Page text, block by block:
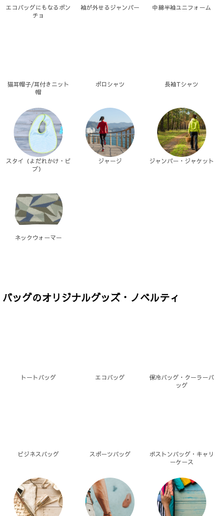
エコバッグにもなるポン
チョ
袖が外せるジャンパー 中綿半袖ユニフォーム
猫耳帽子/耳付きニット
帽
ポロシャツ 長袖Tシャツ
スタイ（よだれかけ・ビ
ブ）
ジャージ ジャンパー・ジャケット
ネックウォーマー
バッグのオリジナルグッズ・ノベルティ
トートバッグ エコバッグ
保冷バッグ・クーラーバ
ッグ
ビジネスバッグ スポーツバッグ
ボストンバッグ・キャリ
ーケース